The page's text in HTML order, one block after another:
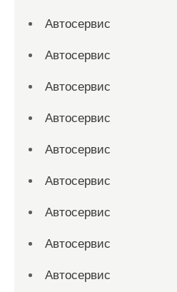
Автосервис
Автосервис
Автосервис
Автосервис
Автосервис
Автосервис
Автосервис
Автосервис
Автосервис